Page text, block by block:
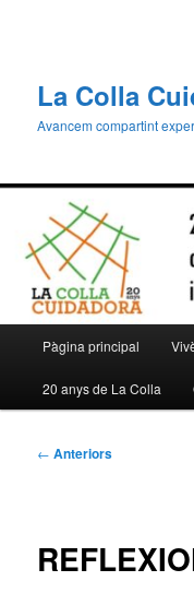
La Colla
Avancem compartint
principal
Pàgina principal
20 anys de La Colla
Navegació
← Anteriors